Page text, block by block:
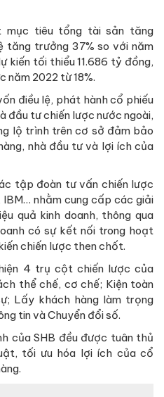
mục tiêu tổng tài sản tăng
tăng trưởng 37% so với năm
kiến tối thiểu 11.686 tỷ đồng,
năm 2022 từ 18%.
điều lệ, phát hành cổ phiếu
đầu tư chiến lược nước ngoài,
lộ trình trên cơ sở đảm bảo
nhà đầu tư và lợi ích của
tập đoàn tư vấn chiến lược
IBM… nhằm cung cấp các giải
quả kinh doanh, thông qua
có sự kết nối trong hoạt
chiến lược then chốt.
4 trụ cột chiến lược của
thể chế, cơ chế; Kiện toàn
Lấy khách hàng làm trọng
tin và Chuyển đổi số.
của SHB đều được tuân thủ
tối ưu hóa lợi ích của cổ